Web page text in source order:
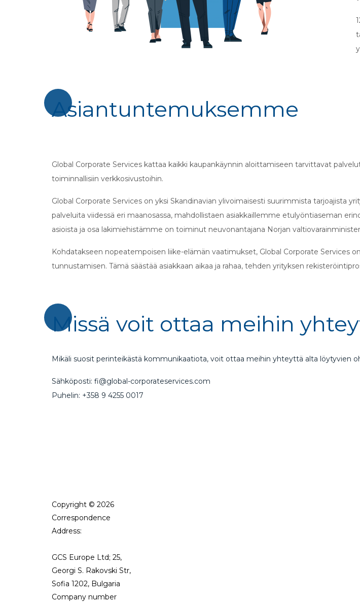
Asiantuntemuksemme
Global Corporate Services kattaa kaikki kaupankäynnin aloittamiseen tarvittavat
toiminnallisiin verkkosivustoihin.
Global Corporate Services on yksi Skandinavian ylivoimaisesti suurimmista tarjoajista
palveluita viidessä eri maanosassa, mahdollistaen asiakkaillemme etulyöntiaseman
asioista ja osa lakimiehistämme on toiminut neuvonantajana Norjan
Kohdatakseen nopeatempoisen liike-elämän vaatimukset, Global Corporate
tunnustamisen. Tämä säästää asiakkaan aikaa ja rahaa, tehden yrityksen
Missä voit ottaa meihin
Mikäli suosit perinteikästä kommunikaatiota, voit ottaa meihin yhteyttä alta löytyvien
Sähköposti: fi@global-corporateservices.com
Puhelin: +358 9 4255 0017
Copyright © 2026
Correspondence
Address:
GCS Europe Ltd; 25,
Georgi S. Rakovski Str,
Sofia 1202, Bulgaria
Company number